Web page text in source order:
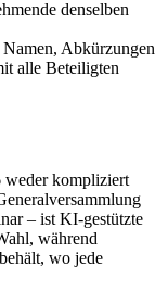
denselben
Namen, Abkürzungen
alle Beteiligten
weder kompliziert
– ist KI-gestützte
während
wo jede